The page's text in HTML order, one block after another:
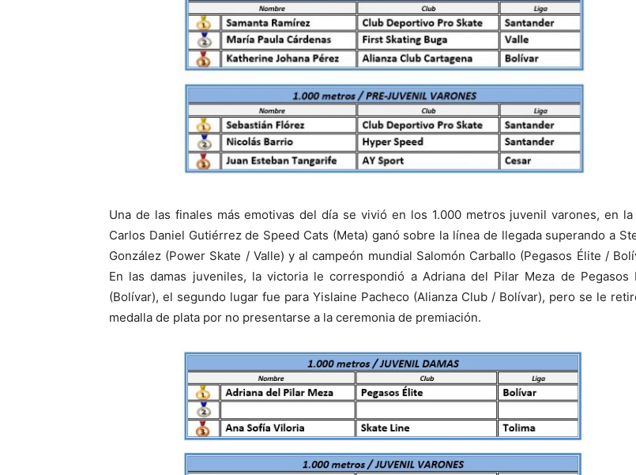
Una de las finales más emotivas del día se vivió en los 1.000 metros juvenil varones, en la
Carlos Daniel Gutiérrez de Speed Cats (Meta) ganó sobre la línea de llegada superando a
González (Power Skate / Valle) y al campeón mundial Salomón Carballo (Pegasos Élite /
En las damas juveniles, la victoria le correspondió a Adriana del Pilar Meza de Pegasos
(Bolívar), el segundo lugar fue para Yislaine Pacheco (Alianza Club / Bolívar), pero se le
medalla de plata por no presentarse a la ceremonia de premiación.